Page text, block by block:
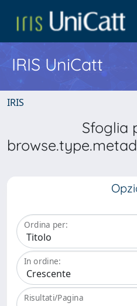
IRIS UniCatt
IRIS
Sfoglia
Ordina per:
In ordine:
Risultati/Pagina